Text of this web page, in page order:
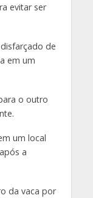
evitar ser
de
em um
o outro
um local
a
da vaca por